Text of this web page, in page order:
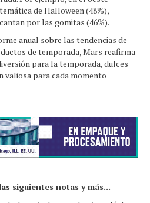
de Halloween (48%),
por las gomitas (46%).
anual sobre las tendencias de
de temporada, Mars reafirma
para la temporada, dulces
valiosa para cada momento
siguientes notas y más...